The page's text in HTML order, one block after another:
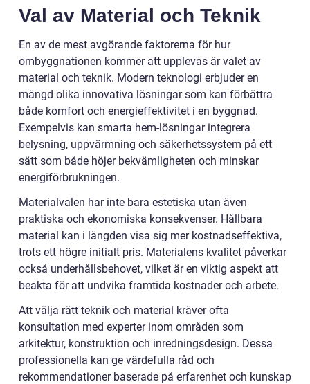
Val av Material och Teknik
En av de mest avgörande faktorerna för hur
ombyggnationen kommer att upplevas är valet av
material och teknik. Modern teknologi erbjuder en
mängd olika innovativa lösningar som kan förbättra
både komfort och energieffektivitet i en byggnad.
Exempelvis kan smarta hem-lösningar integrera
belysning, uppvärmning och säkerhetssystem på ett
sätt som både höjer bekvämligheten och minskar
energiförbrukningen.
Materialvalen har inte bara estetiska utan även
praktiska och ekonomiska konsekvenser. Hållbara
material kan i längden visa sig mer kostnadseffektiva,
trots ett högre initialt pris. Materialens kvalitet påverkar
också underhållsbehovet, vilket är en viktig aspekt att
beakta för att undvika framtida kostnader och arbete.
Att välja rätt teknik och material kräver ofta
konsultation med experter inom områden som
arkitektur, konstruktion och inredningsdesign. Dessa
professionella kan ge värdefulla råd och
rekommendationer baserade på erfarenhet och kunskap